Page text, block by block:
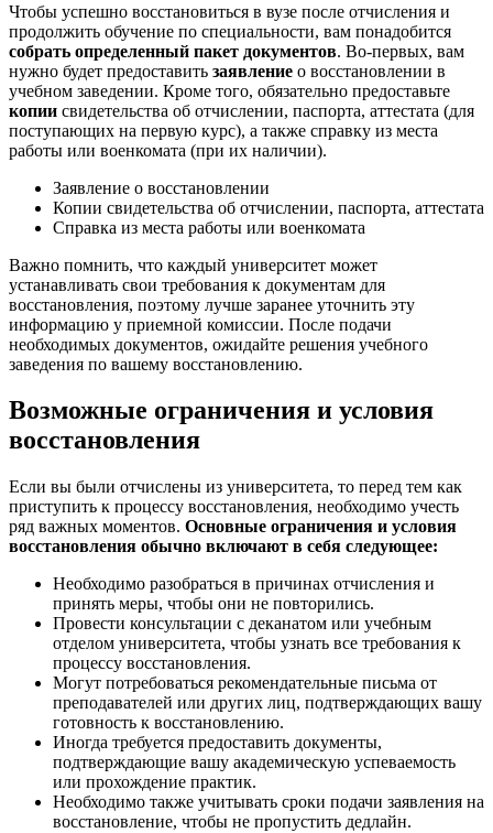
Чтобы успешно восстановиться в вузе после отчисления и
продолжить обучение по специальности, вам понадобится
собрать определенный пакет документов. Во-первых, вам
нужно будет предоставить заявление о восстановлении в
учебном заведении. Кроме того, обязательно предоставьте
копии свидетельства об отчислении, паспорта, аттестата (для
поступающих на первую курс), а также справку из места
работы или военкомата (при их наличии).
Заявление о восстановлении
Копии свидетельства об отчислении, паспорта, аттестата
Справка из места работы или военкомата
Важно помнить, что каждый университет может
устанавливать свои требования к документам для
восстановления, поэтому лучше заранее уточнить эту
информацию у приемной комиссии. После подачи
необходимых документов, ожидайте решения учебного
заведения по вашему восстановлению.
Возможные ограничения и условия
восстановления
Если вы были отчислены из университета, то перед тем как
приступить к процессу восстановления, необходимо учесть
ряд важных моментов. Основные ограничения и условия
восстановления обычно включают в себя следующее:
Необходимо разобраться в причинах отчисления и
принять меры, чтобы они не повторились.
Провести консультации с деканатом или учебным
отделом университета, чтобы узнать все требования к
процессу восстановления.
Могут потребоваться рекомендательные письма от
преподавателей или других лиц, подтверждающих вашу
готовность к восстановлению.
Иногда требуется предоставить документы,
подтверждающие вашу академическую успеваемость
или прохождение практик.
Необходимо также учитывать сроки подачи заявления на
восстановление, чтобы не пропустить дедлайн.